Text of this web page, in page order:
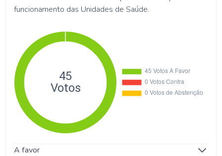
funcionamento das Unidades de Saúde.
A favor